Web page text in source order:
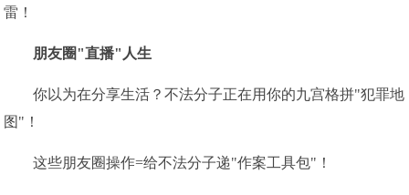
雷！
朋友圈"直播"人生
你以为在分享生活？不法分子正在用你的九宫格拼"犯罪地
图"！
这些朋友圈操作=给不法分子递"作案工具包"！